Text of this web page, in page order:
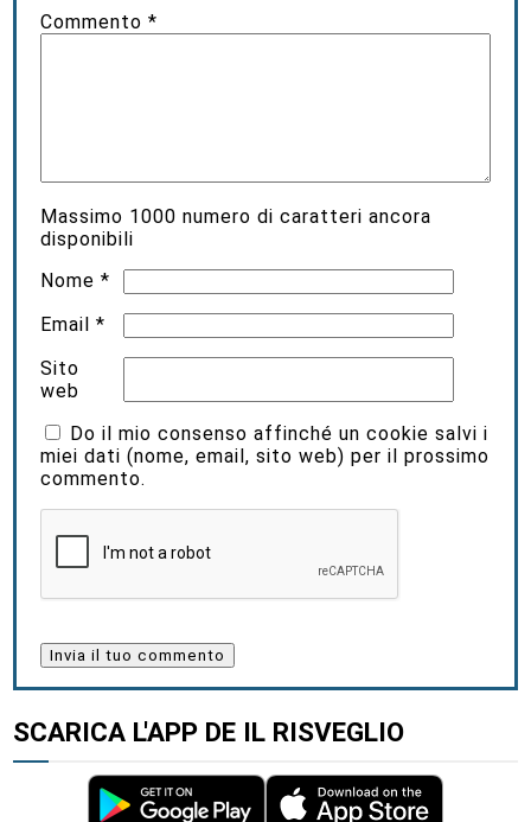
Commento*
Massimo 1000 numero di caratteri ancora
disponibili
Nome*
Email*
Sito
web
Do il mio consenso affinché un cookie salvi i
miei dati (nome, email, sito web) per il prossimo
commento.
SCARICA L'APP DE IL RISVEGLIO